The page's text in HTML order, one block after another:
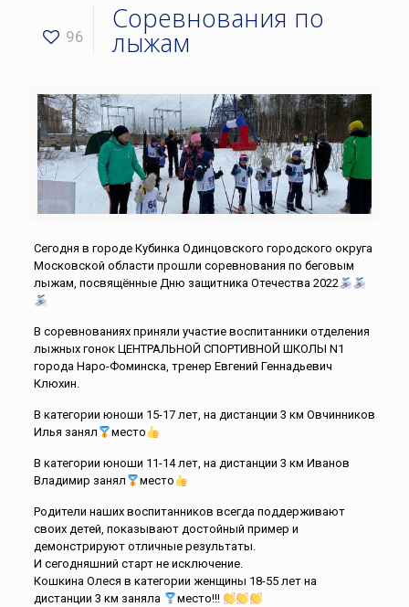
96
Соревнования по
лыжам
Сегодня в городе Кубинка Одинцовского городского округа
Московской области прошли соревнования по беговым
лыжам, посвящённые Дню защитника Отечества 2022
В соревнованиях приняли участие воспитанники отделения
лыжных гонок ЦЕНТРАЛЬНОЙ СПОРТИВНОЙ ШКОЛЫ N1
города Наро-Фоминска, тренер Евгений Геннадьевич
Клюхин.
В категории юноши 15-17 лет, на дистанции 3 км Овчинников
Илья занял
место
В категории юноши 11-14 лет, на дистанции 3 км Иванов
Владимир занял
место
Родители наших воспитанников всегда поддерживают
своих детей, показывают достойный пример и
демонстрируют отличные результаты.
И сегодняшний старт не исключение.
Кошкина Олеся в категории женщины 18-55 лет на
дистанции 3 км заняла
место!!!